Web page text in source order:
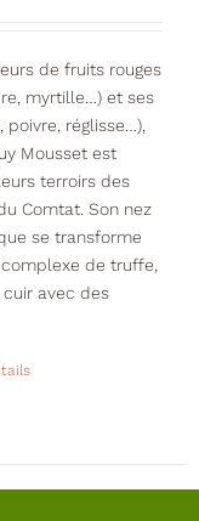
de fruits rouges
myrtille…) et ses
réglisse…),
Mousset est
terroirs des
Comtat. Son nez
se transforme
de truffe,
avec des